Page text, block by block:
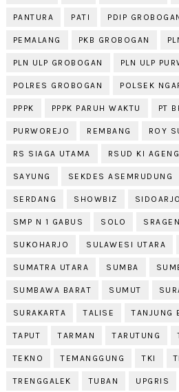
PANTURA PATI PDIP
PEMALANG PKB GROBOGAN
PLN ULP GROBOGAN PLN ULP
POLRES GROBOGAN POLSEK
PPPK PPPK PARUH WAKTU PT
PURWOREJO REMBANG ROY
RS SIAGA UTAMA RSUD KI
SAYUNG SEKDES ASEMRUDUNG
SERDANG SHOWBIZ SIDOARJO
SMP N 1 GABUS SOLO SRAGEN
SUKOHARJO SULAWESI UTARA
SUMATRA UTARA SUMBA
SUMBAWA BARAT SUMUT
SURAKARTA TALISE TANJUNG
TAPUT TARMAN TARUTUNG
TEKNO TEMANGGUNG TKI
TRENGGALEK TUBAN UPGRIS